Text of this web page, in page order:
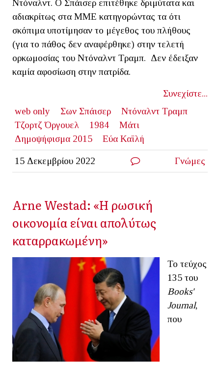
Ντόναλντ. Ο Σπάισερ επιτέθηκε δριμύτατα και
αδιακρίτως στα ΜΜΕ κατηγορώντας τα ότι
σκόπιμα υποτίμησαν το μέγεθος του πλήθους
(για το πάθος δεν αναφέρθηκε) στην τελετή
ορκωμοσίας του Ντόναλντ Τραμπ. Δεν έδειξαν
καμία αφοσίωση στην πατρίδα.
Συνεχίστε...
web only
Σων Σπάισερ
Ντόναλντ Τραμπ
Τζορτζ Όργουελ
1984
Μάτι
Δημοψήφισμα 2015
Εύα Καϊλή
15 Δεκεμβρίου 2022 Γνώμες
Arne Westad: «Η ρωσική
οικονομία είναι απολύτως
καταρρακωμένη»
Το τεύχος
135 του
Books'
Journal,
που